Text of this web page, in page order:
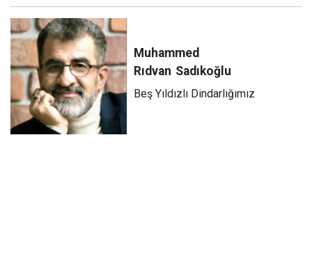
Muhammed
Rıdvan Sadıkoğlu
Beş Yıldızlı Dindarlığımız